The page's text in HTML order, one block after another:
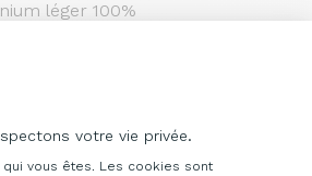
votre vie privée.
du Consentement :
vous êtes. Les cookies sont
léger 100%
les conditions climatiques